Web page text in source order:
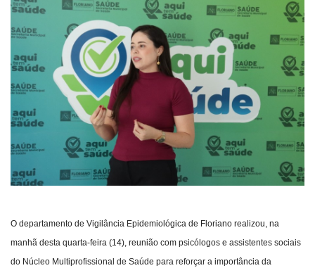
Webmail
Contato
O departamento de Vigilância Epidemiológica de Floriano realizou, na
manhã desta quarta-feira (14), reunião com psicólogos e assistentes sociais
do Núcleo Multiprofissional de Saúde para reforçar a importância da